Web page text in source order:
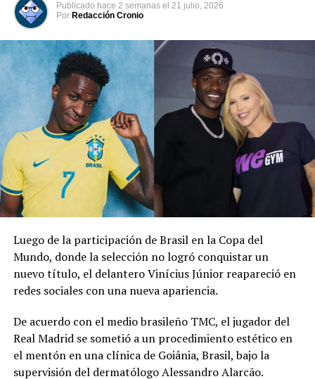
Uno de los momentos que más llamó la atención fue la
participación de Haaland en el tradicional “viking row”,
una celebración popularizada por jugadores y
aficionados noruegos durante el Mundial 2026. El
atacante del Manchester City dirigió la coreografía
mientras los invitados remaban sentados sobre el suelo
en el lugar de la recepción.
Erling Haaland brought
the ‘viking row’ to
Gianluigi
Donnarumma’s
wedding
pic.twitter.com/HP6MLIDybX
— Sky Sports Premier
League
Publicado hace 2 semanas el 21 julio, 2026
Por Redacción Cronio
Luego de la participación de Brasil en la Copa del
Mundo, donde la selección no logró conquistar un
nuevo título, el delantero Vinícius Júnior reapareció en
redes sociales con una nueva apariencia.
De acuerdo con el medio brasileño TMC, el jugador del
Real Madrid se sometió a un procedimiento estético en
el mentón en una clínica de Goiânia, Brasil, bajo la
supervisión del dermatólogo Alessandro Alarcão.